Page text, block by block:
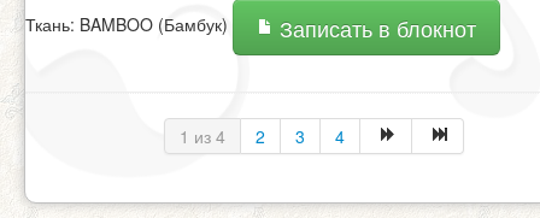
Ткань: BAMBOO (Бамбук)
Записать в блокнот
1 из 4 2 3 4